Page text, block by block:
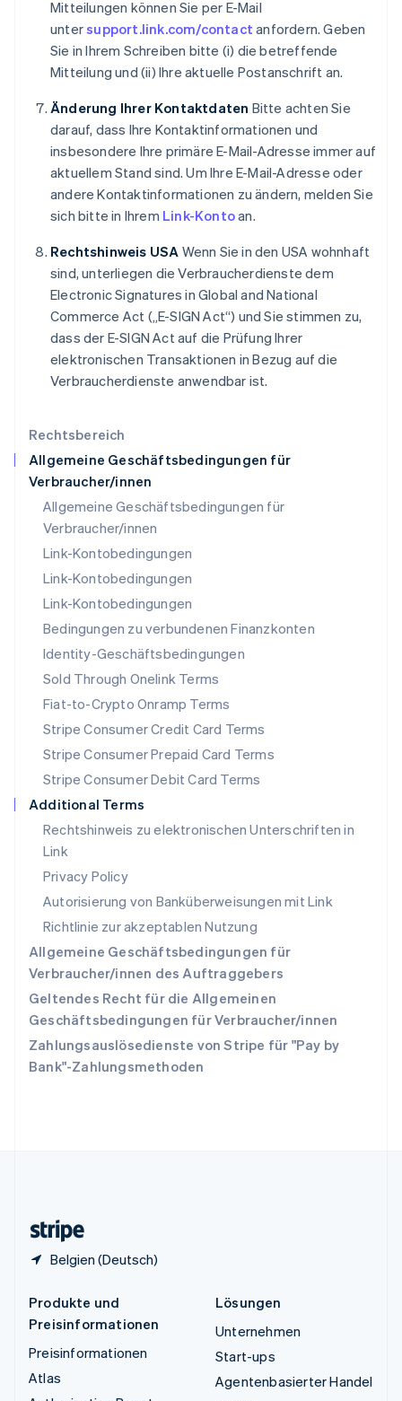
Rechtsbereich
Allgemeine Geschäftsbedingungen für
Verbraucher/innen
Allgemeine Geschäftsbedingungen für
Verbraucher/innen
Link-Kontobedingungen
Link-Kontobedingungen
Link-Kontobedingungen
Bedingungen zu verbundenen Finanzkonten
Identity-Geschäftsbedingungen
Sold Through Onelink Terms
Fiat-to-Crypto Onramp Terms
Stripe Consumer Credit Card Terms
Stripe Consumer Prepaid Card Terms
Stripe Consumer Debit Card Terms
Additional Terms
Rechtshinweis zu elektronischen Unterschriften in
Link
Privacy Policy
Autorisierung von Banküberweisungen mit Link
Richtlinie zur akzeptablen Nutzung
Allgemeine Geschäftsbedingungen für
Verbraucher/innen des Auftraggebers
Geltendes Recht für die Allgemeinen
Geschäftsbedingungen für Verbraucher/innen
Zahlungsauslösedienste von Stripe für "Pay by
Bank"-Zahlungsmethoden
Mitteilungen können Sie per E-Mail
untersupport.link.com/contact anfordern. Geben
Sie in Ihrem Schreiben bitte (i) die betreffende
Mitteilung und (ii) Ihre aktuelle Postanschrift an.
Änderung Ihrer Kontaktdaten Bitte achten Sie
darauf, dass Ihre Kontaktinformationen und
insbesondere Ihre primäre E-Mail-Adresse immer auf
aktuellem Stand sind. Um Ihre E-Mail-Adresse oder
andere Kontaktinformationen zu ändern, melden Sie
sich bitte in Ihrem Link-Kontoan.
Rechtshinweis USA Wenn Sie in den USA wohnhaft
sind, unterliegen die Verbraucherdienste dem
Electronic Signatures in Global and National
Commerce Act („E-SIGN Act“) und Sie stimmen zu,
dass der E-SIGN Act auf die Prüfung Ihrer
elektronischen Transaktionen in Bezug auf die
Verbraucherdienste anwendbar ist.
Belgien (Deutsch)
Irland
English
Italien
Italiano English
日本語 English
Kanada
English Français
Kroatien
EnglishItaliano
Lettland
English
DeutschEnglish
Litauen
English
Luxemburg
FrançaisDeutschEnglish
Malaysia
English简体中文
Malta
English
EspañolEnglish
Neuseeland
English
Niederlande
Nederlands English
Norwegen
Österreich
Deutsch English
Polen
English
Portugal
Português English
Rumänien
English
Schweden
Schweiz
DeutschFrançaisItalianoEnglish
Singapur
Slowakei
English
Slowenien
English Italiano
Sonderverwaltungsregion Hongkong,
China
English简体中文
Spanien
Thailand
ไทยEnglish
Tschechische Republik
Ungarn
English
Produkte und
Preisinformationen
Preisinformationen
Atlas
Lösungen
Unternehmen
Start-ups
Agentenbasierter Handel